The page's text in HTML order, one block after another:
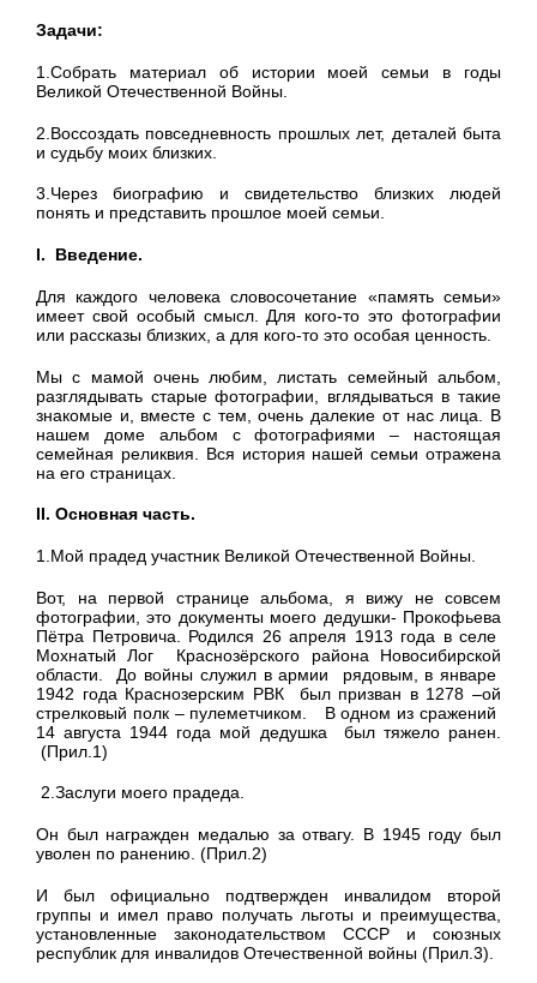
Задачи:
1.Собрать материал об истории моей семьи в годы
Великой Отечественной Войны.
2.Воссоздать повседневность прошлых лет, деталей быта
и судьбу моих близких.
3.Через биографию и свидетельство близких людей
понять и представить прошлое моей семьи.
I. Введение.
Для каждого человека словосочетание «память семьи»
имеет свой особый смысл. Для кого-то это фотографии
или рассказы близких, а для кого-то это особая ценность.
Мы с мамой очень любим, листать семейный альбом,
разглядывать старые фотографии, вглядываться в такие
знакомые и, вместе с тем, очень далекие от нас лица. В
нашем доме альбом с фотографиями – настоящая
семейная реликвия. Вся история нашей семьи отражена
на его страницах.
II. Основная часть.
1.Мой прадед участник Великой Отечественной Войны.
Вот, на первой странице альбома, я вижу не совсем
фотографии, это документы моего дедушки- Прокофьева
Пётра Петровича. Родился 26 апреля 1913 года в селе
Мохнатый Лог Краснозёрского района Новосибирской
области. До войны служил в армии рядовым, в январе
1942 года Краснозерским РВК был призван в 1278 –ой
стрелковый полк – пулеметчиком. В одном из сражений
14 августа 1944 года мой дедушка был тяжело ранен.
(Прил.1)
2.Заслуги моего прадеда.
Он был награжден медалью за отвагу. В 1945 году был
уволен по ранению. (Прил.2)
И был официально подтвержден инвалидом второй
группы и имел право получать льготы и преимущества,
установленные законодательством СССР и союзных
республик для инвалидов Отечественной войны (Прил.3).